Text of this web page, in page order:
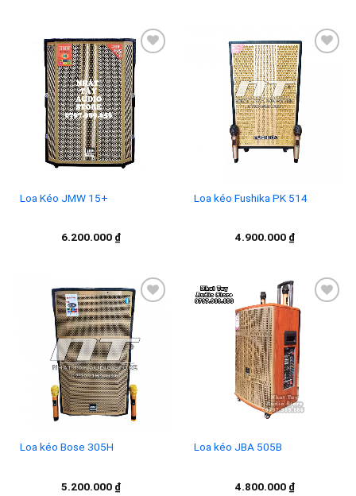
Add to
wishlist
Loa Kéo JMW 15+
6.200.000 ₫
Loa kéo Fushika PK 514
4.900.000 ₫
Add to
wishlist
Loa kéo Bose 305H
5.200.000 ₫
Loa kéo JBA 505B
4.800.000 ₫